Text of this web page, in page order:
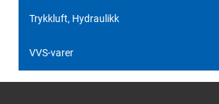
Trykkluft, Hydraulikk
VVS-varer